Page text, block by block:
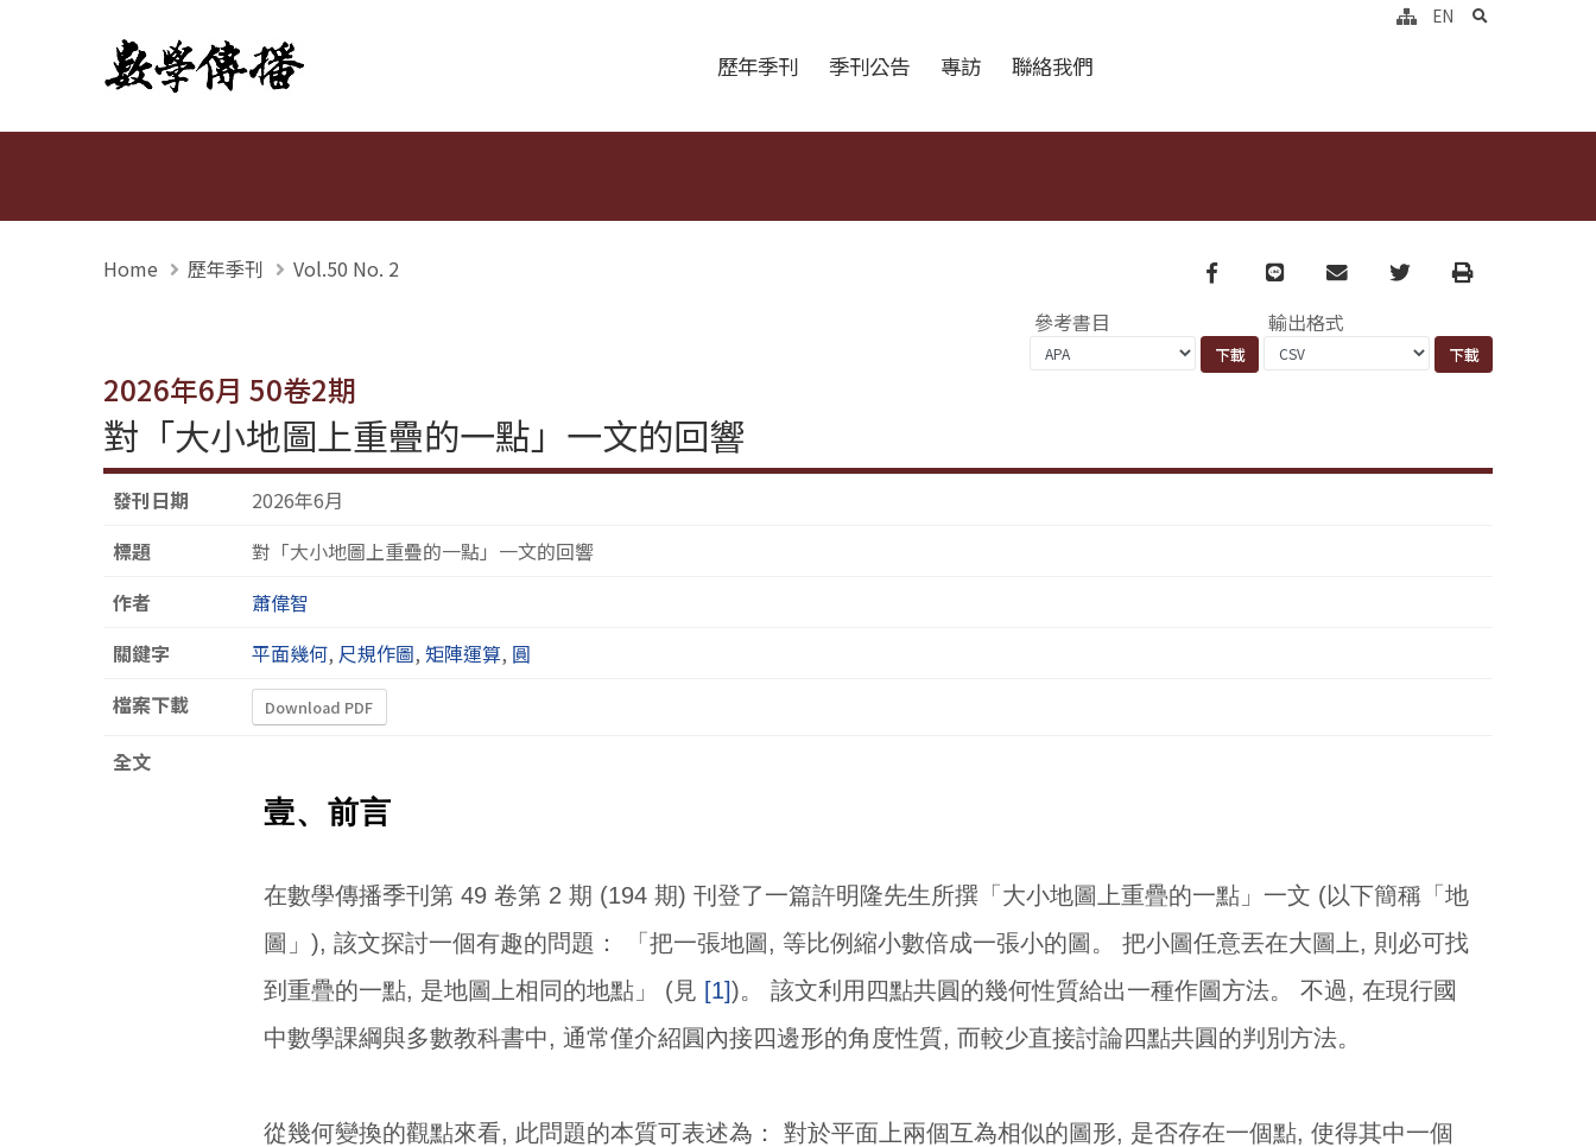
數學傳播 歷年季刊 季刊公告 專訪 聯絡我們
EN search
Home 歷年季刊 Vol.50 No. 2 Facebook
line email TwitterPrint
參考書目 輸出格式
2026年6月 50卷2期
對「大小地圖上重疊的一點」一文的回響
發刊日期
2026年6月
標題
對「大小地圖上重疊的一點」一文的回響
作者
蕭偉智
關鍵字
平面幾何, 尺規作圖, 矩陣運算, 圓
檔案下載
Download PDF
全文
壹、前言
在數學傳播季刊第 49 卷第 2 期 (194 期) 刊登了一篇許明隆先生所撰「大小地圖上重疊的一點」一文 (以下簡稱「地
圖」), 該文探討一個有趣的問題： 「把一張地圖, 等比例縮小數倍成一張小的圖。 把小圖任意丟在大圖上, 則必可找
到重疊的一點, 是地圖上相同的地點」 (見 [1])。 該文利用四點共圓的幾何性質給出一種作圖方法。 不過, 在現行國
中數學課綱與多數教科書中, 通常僅介紹圓內接四邊形的角度性質, 而較少直接討論四點共圓的判別方法。
從幾何變換的觀點來看, 此問題的本質可表述為： 對於平面上兩個互為相似的圖形, 是否存在一個點, 使得其中一個